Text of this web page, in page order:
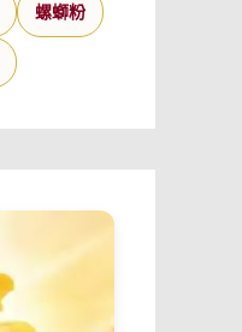
螺螄粉